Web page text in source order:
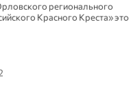
регионального
Красного Креста» это